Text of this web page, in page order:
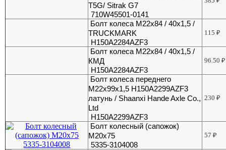
T5G/ Sitrak G7
710W45501-0141
Болт колеса М22х84 / 40х1,5 /
TRUCKMARK
H150A2284AZF3
115₽
Болт колеса М22х84 / 40х1,5 /
КМД
H150A2284AZF3
96.50₽
Болт колеса переднего
М22х99х1,5 H150A2299AZF3
латунь / Shaanxi Hande Axle Co.,
Ltd
H150A2299AZF3
230₽
Болт колесный (сапожок)
М20х75
5335-3104008
57₽